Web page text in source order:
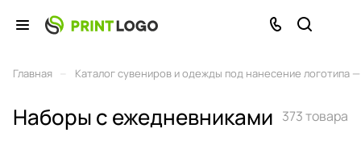
Главная Каталог сувениров и одежды под нанесение логотипа
Наборы с ежедневниками 373 товара